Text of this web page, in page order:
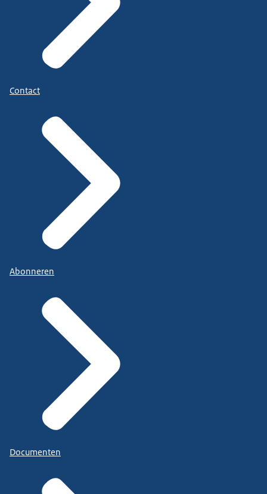
Contact
Abonneren
Documenten